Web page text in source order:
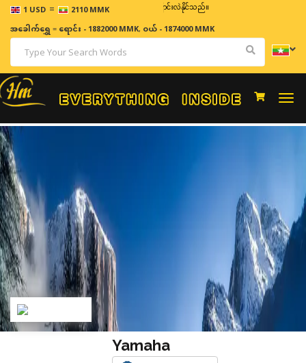
1 USD = 2110 MMK
ဈေးနှုန်းများသည် အချိန်နှင့် အမျှပြောင်းလဲနိုင်သည်။
အခေါက်ရွှေ=ရောင်း - 1882000 MMK, ဝယ် - 1874000 MMK
Yamaha